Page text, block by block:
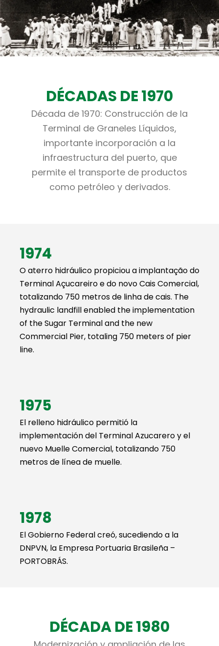
DÉCADAS DE 1970
Década de 1970: Construcción de la
Terminal de Graneles Líquidos,
importante incorporación a la
infraestructura del puerto, que
permite el transporte de productos
como petróleo y derivados.
1974
O aterro hidráulico propiciou a implantação do
Terminal Açucareiro e do novo Cais Comercial,
totalizando 750 metros de linha de cais. The
hydraulic landfill enabled the implementation
of the Sugar Terminal and the new
Commercial Pier, totaling 750 meters of pier
line.
1975
El relleno hidráulico permitió la
implementación del Terminal Azucarero y el
nuevo Muelle Comercial, totalizando 750
metros de línea de muelle.
1978
El Gobierno Federal creó, sucediendo a la
DNPVN, la Empresa Portuaria Brasileña –
PORTOBRÁS.
DÉCADA DE 1980